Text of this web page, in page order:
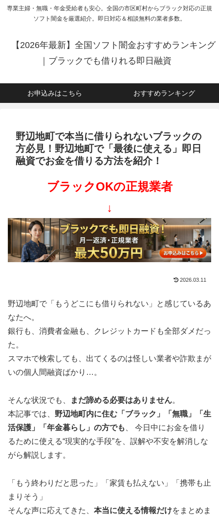
専業主婦・無職・年金受給者も安心。全国の市区町村からブラック対応の正規
ソフト闇金を厳選紹介。即日対応＆相談無料の業者多数。
【2026年最新】全国ソフト闇金おすすめランキング
｜ブラックでも借りれる即日融資
お申込みはこちら おすすめランキング
野辺地町で本当に借りられないブラックの
方必見！野辺地町で「最後に使える」即日
融資でお金を借りる方法を紹介！
ブラックOKの正規業者
↓
2026.03.11
野辺地町で「もうどこにも借りられない」と感じているあ
なたへ。
銀行も、消費者金融も、クレジットカードも全部ダメだっ
た。
スマホで検索しても、出てくるのは怪しい業者や詐欺まが
いの個人間融資ばかり…。
そんな状況でも、 まだ諦める必要はありません。
本記事では、 野辺地町内に住む「ブラック」「無職」「生
活保護」「年金暮らし」の方でも
、 今日中にお金を借り
るために使える“現実的な手段”を、誤解や不安を解消しな
がら解説します。
「もう終わりだと思った」「家賃も払えない」「携帯も止
まりそう」
そんな声に応えてきた、 本当に使える情報だけをまとめま